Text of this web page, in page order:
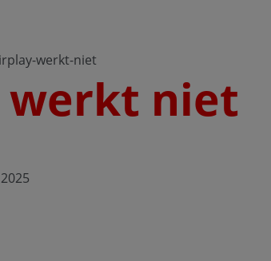
werkt-niet
werkt niet